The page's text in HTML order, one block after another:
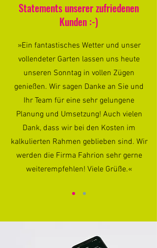
Statements unserer zufriedenen
Kunden :-)
»Ein fantastisches Wetter und unser
vollendeter Garten lassen uns heute
unseren Sonntag in vollen Zügen
genießen. Wir sagen Danke an Sie und
Ihr Team für eine sehr gelungene
Planung und Umsetzung! Auch vielen
Dank, dass wir bei den Kosten im
kalkulierten Rahmen geblieben sind. Wir
werden die Firma Fahrion sehr gerne
weiterempfehlen! Viele Grüße.«